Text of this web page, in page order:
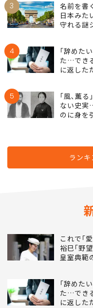
3
名前を書
日本みた
守れる謎
4
｢辞めた
た…でき
に返した
5
｢風､薫る
ない史実
のに身を
ランキ
これで｢
裕巳｢野
皇室典範
｢辞めた
た…でき
に返した